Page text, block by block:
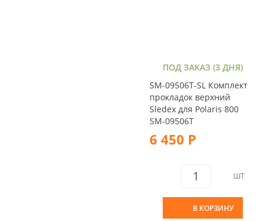
ПОД ЗАКАЗ (3 ДНЯ)
SM-09506T-SL Комплект
прокладок верхний
Sledex для Polaris 800
SM-09506T
6 450 Р
ШТ
В КОРЗИНУ